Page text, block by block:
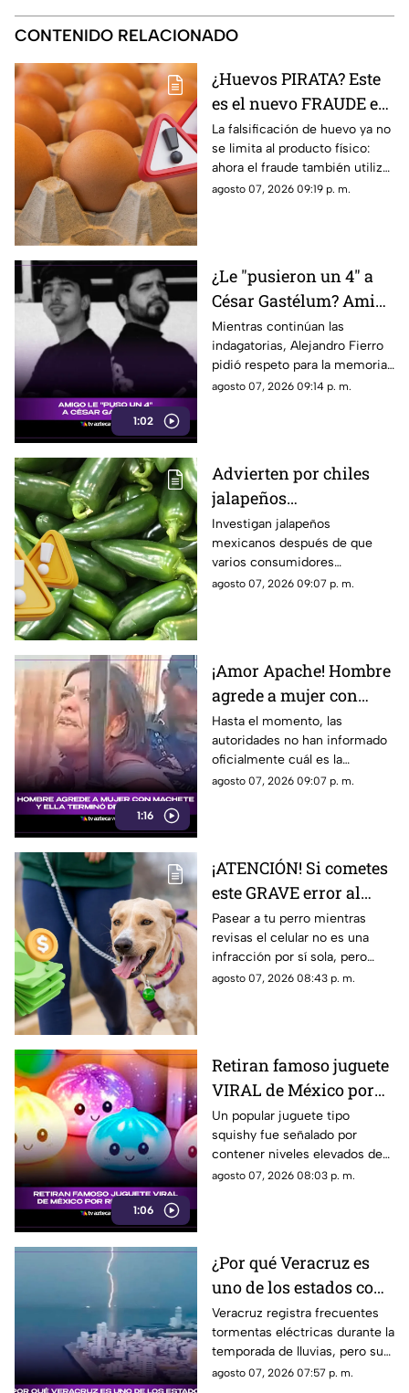
CONTENIDO RELACIONADO
¿Huevos PIRATA? Este
es el nuevo FRAUDE en
las cocinas de México
La falsificación de huevo ya no
se limita al producto físico:
ahora el fraude también utiliza
internet para intentar engañar
agosto 07, 2026 09:19 p. m.
1:02
¿Le "pusieron un 4" a
César Gastélum? Amigo
del influencer rompe el
silencio
Mientras continúan las
indagatorias, Alejandro Fierro
pidió respeto para la memoria
de su amigo y para sus
agosto 07, 2026 09:14 p. m.
Advierten por chiles
jalapeños
CONTAMINADOS de
salmonella; hay más de
300 casos confirmados
Investigan jalapeños
mexicanos después de que
varios consumidores
enfermaran tras consumir
agosto 07, 2026 09:07 p. m.
1:16
¡Amor Apache! Hombre
agrede a mujer con
machete y ella termina
defendiéndolo [Video]
Hasta el momento, las
autoridades no han informado
oficialmente cuál es la
situación legal del hombre ni
agosto 07, 2026 09:07 p. m.
¡ATENCIÓN! Si cometes
este GRAVE error al
pasear a tu perro
podrías ser multado
Pasear a tu perro mientras
revisas el celular no es una
infracción por sí sola, pero
existe una conducta durante el
agosto 07, 2026 08:43 p. m.
1:06
Retiran famoso juguete
VIRAL de México por
riesgo químico; esto
debes saber
Un popular juguete tipo
squishy fue señalado por
contener niveles elevados de
una sustancia cancerígena,
agosto 07, 2026 08:03 p. m.
¿Por qué Veracruz es
uno de los estados con
MÁS RAYOS en
México?
Veracruz registra frecuentes
tormentas eléctricas durante la
temporada de lluvias, pero su
ubicación geográfica y relieve
agosto 07, 2026 07:57 p. m.